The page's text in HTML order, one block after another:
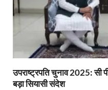
उपराष्ट्रपति चुनाव 2025: सी
बड़ा सियासी संदेश